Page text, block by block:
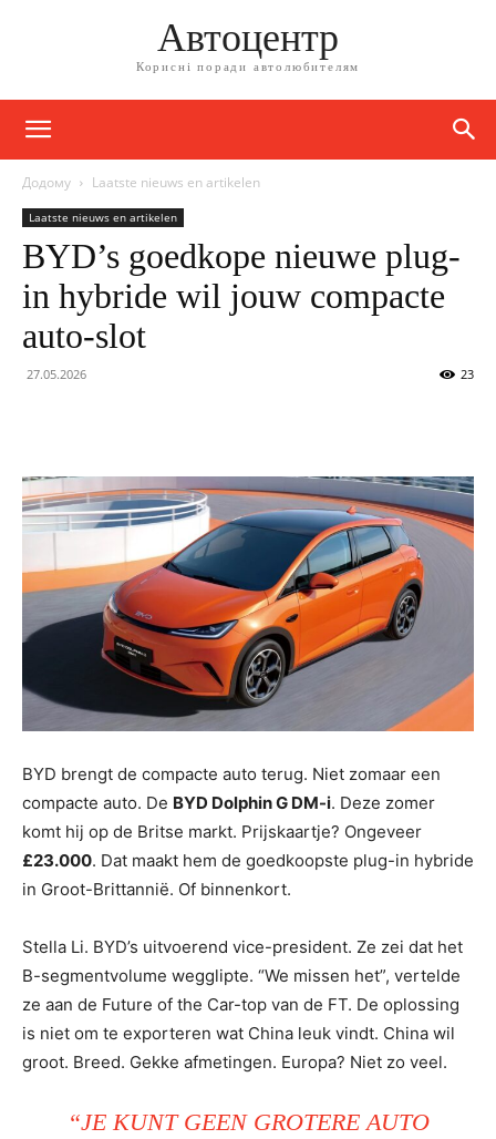
Автоцентр
Корисні поради автолюбителям
Додому Laatste nieuws en artikelen
Laatste nieuws en artikelen
BYD’s goedkope nieuwe plug-
in hybride wil jouw compacte
auto-slot
27.05.2026 23
BYD brengt de compacte auto terug. Niet zomaar een
compacte auto. De BYD Dolphin G DM-i. Deze zomer
komt hij op de Britse markt. Prijskaartje? Ongeveer
£23.000. Dat maakt hem de goedkoopste plug-in hybride
in Groot-Brittannië. Of binnenkort.
Stella Li. BYD’s uitvoerend vice-president. Ze zei dat het
B-segmentvolume wegglipte. “We missen het”, vertelde
ze aan de Future of the Car-top van de FT. De oplossing
is niet om te exporteren wat China leuk vindt. China wil
groot. Breed. Gekke afmetingen. Europa? Niet zo veel.
“JE KUNT GEEN GROTERE AUTO